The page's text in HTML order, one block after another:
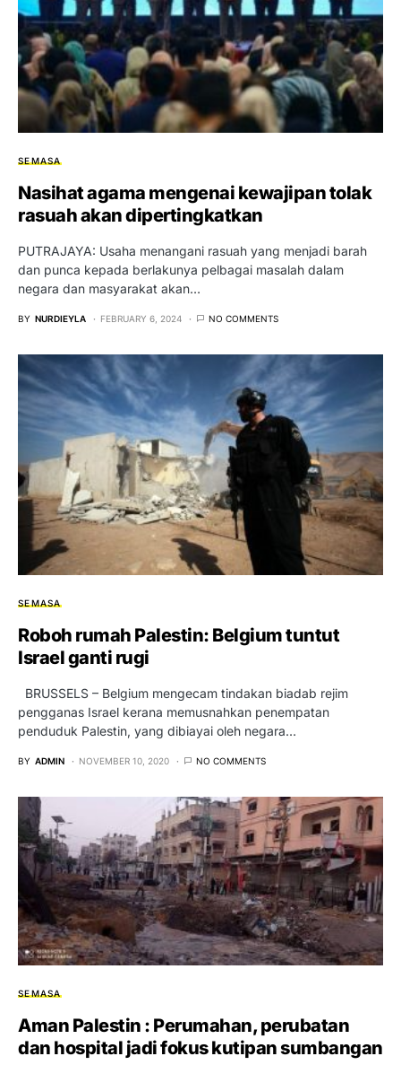
SEMASA
Nasihat agama mengenai kewajipan tolak
rasuah akan dipertingkatkan
PUTRAJAYA: Usaha menangani rasuah yang menjadi barah
dan punca kepada berlakunya pelbagai masalah dalam
negara dan masyarakat akan…
BY NURDIEYLA FEBRUARY 6, 2024 NO COMMENTS
SEMASA
Roboh rumah Palestin: Belgium tuntut
Israel ganti rugi
BRUSSELS – Belgium mengecam tindakan biadab rejim
pengganas Israel kerana memusnahkan penempatan
penduduk Palestin, yang dibiayai oleh negara…
BY ADMIN NOVEMBER 10, 2020 NO COMMENTS
SEMASA
Aman Palestin : Perumahan, perubatan
dan hospital jadi fokus kutipan sumbangan